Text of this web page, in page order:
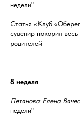
недели"
Статья «Клуб
сувенир покорил
родителей
8 неделя
Петянова Елена
недели"